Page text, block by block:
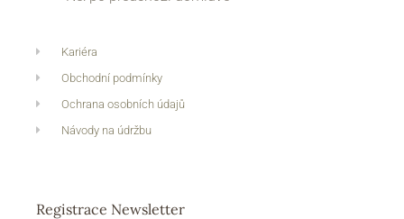
Kariéra
Obchodní podmínky
Ochrana osobních údajů
Návody na údržbu
Registrace Newsletter